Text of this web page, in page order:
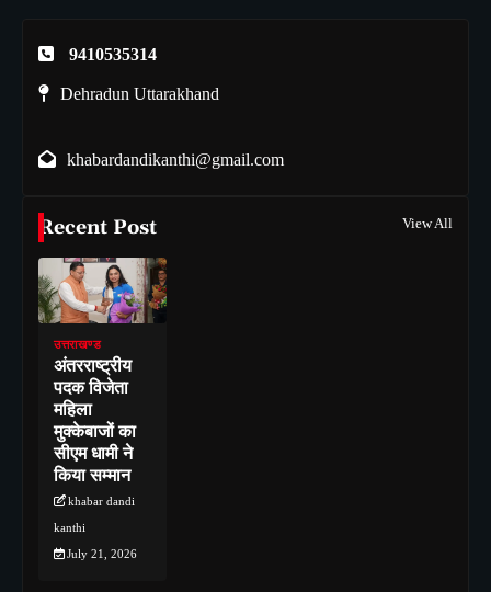
9410535314
Dehradun Uttarakhand
khabardandikanthi@gmail.com
Recent Post View All
उत्तराखण्ड
अंतरराष्ट्रीय
पदक विजेता
महिला
मुक्केबाजों का
सीएम धामी ने
किया सम्मान
khabar dandi
kanthi
July 21, 2026